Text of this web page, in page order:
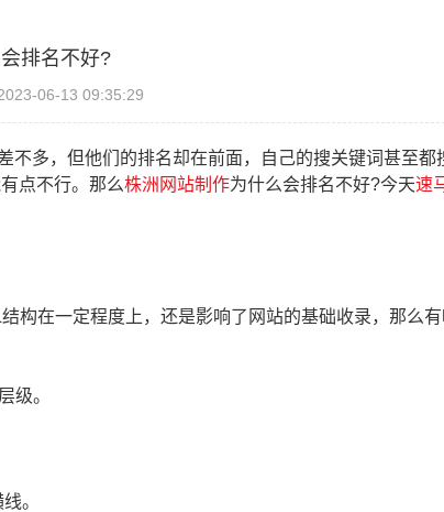
排名不好?
06-13 09:35:29
不多，但他们的排名却在前面，自己的搜关键词甚至都
点不行。那么株洲网站制作为什么会排名不好?今天速
在一定程度上，还是影响了网站的基础收录，那么有
级。
。